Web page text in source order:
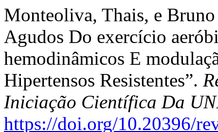
Monteoliva, Thais, e
Agudos Do exercício
hemodinâmicos E
Hipertensos Resistentes”.
Iniciação Científica Da
https://doi.org/10.20396/